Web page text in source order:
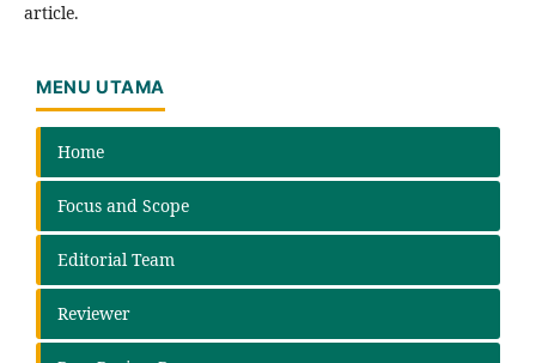
article.
MENU UTAMA
Home
Focus and Scope
Editorial Team
Reviewer